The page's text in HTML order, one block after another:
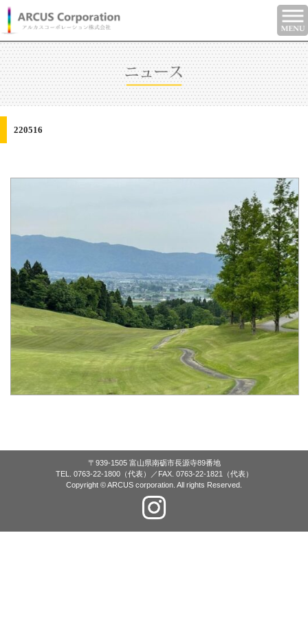
220516
〒939-1505 富山県南砺市長源寺89番地
TEL. 0763-22-1800（代表）／FAX. 0763-22-1821（代表）
Copyright © ARCUS corporation. All rights Reserved.